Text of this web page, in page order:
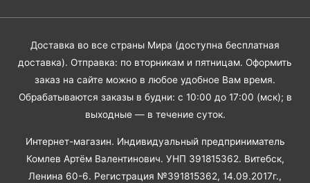
Доставка во все страны Мира (доступна бесплатная
доставка). Отправка: по вторникам и пятницам. Оформить
заказ на сайте можно в любое удобное Вам время.
Обрабатываются заказы в будни: с 10:00 до 17:00 (мск); в
выходные — в течение суток.
Интернет-магазин. Индивидуальный предприниматель
Комлев Артём Валентинович. УНП 391815362. Витебск,
Ленина 60-6. Регистрация №391815362, 14.09.2017г.,